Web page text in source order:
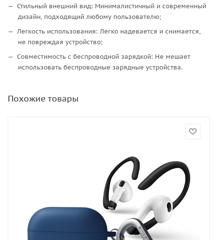
Стильный внешний вид: Минималистичный и современный
дизайн, подходящий любому пользователю;
Легкость использования: Легко надевается и снимается,
не повреждая устройство;
Совместимость с беспроводной зарядкой: Не мешает
использовать беспроводные зарядные устройства.
Похожие товары